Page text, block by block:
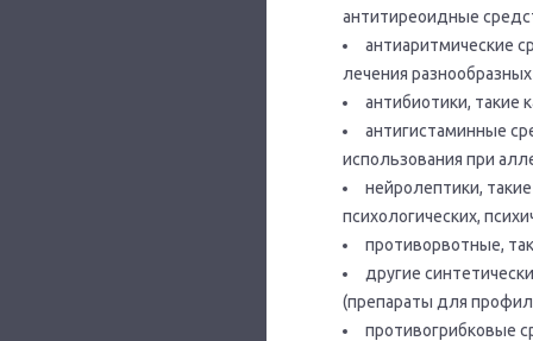
антитиреоидные
антиаритмические
лечения
антибиотики, такие
антигистаминные
использования при
нейролептики,
психологических,
противорвотные,
другие
(препараты для
противогрибковые